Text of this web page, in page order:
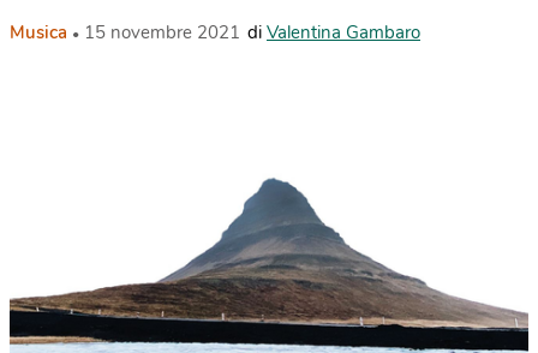
Musica 15 novembre 2021 di Valentina Gambaro